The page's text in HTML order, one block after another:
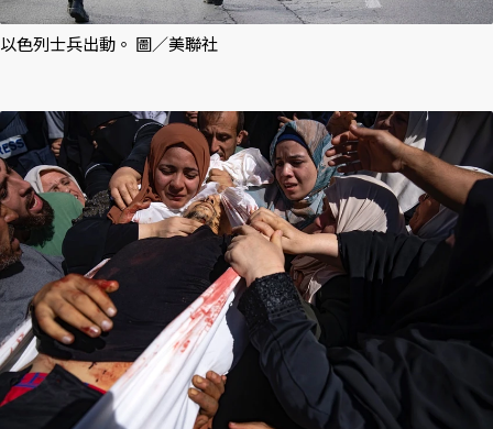
以色列士兵出動。 圖／美聯社